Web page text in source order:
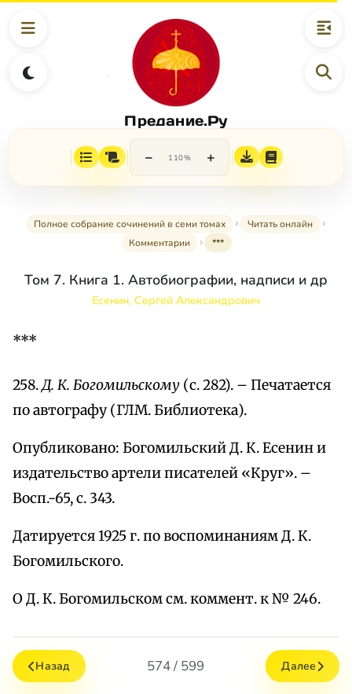
Предание.Ру
− 110% +
Полное собрание сочинений в семи томах
Читать онлайн
Комментарии
***
Том 7. Книга 1. Автобиографии, надписи и др
Есенин, Сергей Александрович
***
258.Д. К. Богомильскому (с. 282). – Печатается
по автографу (ГЛМ. Библиотека).
Опубликовано: Богомильский Д. К. Есенин и
издательство артели писателей «Круг». –
Восп.-65, с. 343.
Датируется 1925 г. по воспоминаниям Д. К.
Богомильского.
О Д. К. Богомильском см. коммент. к № 246.
Назад 574 / 599 Далее